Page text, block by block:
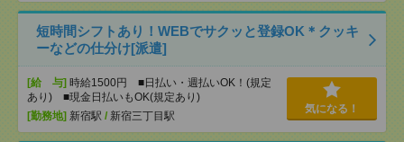
短時間シフトあり！WEBでサクッと登録OK＊クッキ
ーなどの仕分け[派遣]
[給 与] 時給1500円 ■日払い・週払いOK！(規定
あり) ■現金日払いもOK(規定あり)
[勤務地] 新宿駅 / 新宿三丁目駅
気になる！